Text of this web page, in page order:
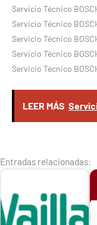
Servicio Técnico
Servicio Técnico
Servicio Técnico
Servicio Técnico
Servicio Técnico
LEER MÁS
Entradas relacionadas: